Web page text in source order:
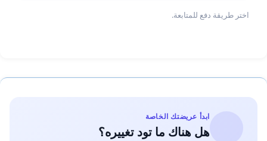
اختر طريقة دفع للمتابعة.
ابدأ عريضتك الخاصة
هل هناك ما تود تغييره؟